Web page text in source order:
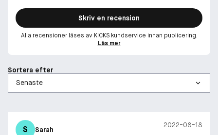
Skriv en recension
Alla recensioner läses av KICKS kundservice innan publicering.
Läs mer
Sortera efter
S Sarah
2022-08-18